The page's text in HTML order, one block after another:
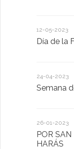
12-05-2023
Día de la
24-04-2023
Semana
26-01-2023
POR
HARÁS